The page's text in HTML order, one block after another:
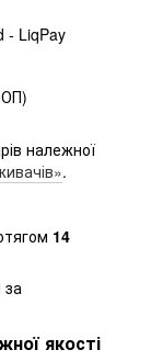
- LiqPay
належної
.
14
за
якості